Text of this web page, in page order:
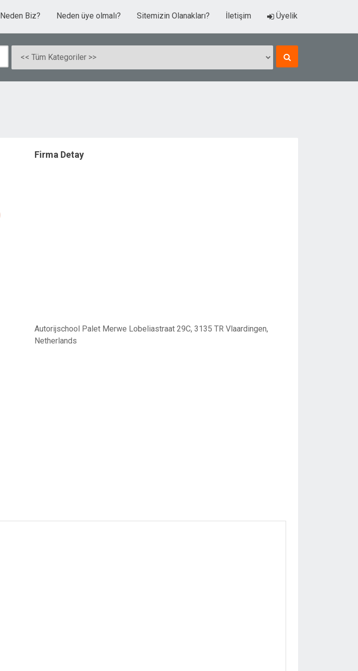
Neden Biz? Neden üye olmalı? Sitemizin Olanakları? İletişim Üyelik
Firma Detay
Autorijschool Palet Merwe Lobeliastraat 29C, 3135 TR Vlaardingen,
Netherlands